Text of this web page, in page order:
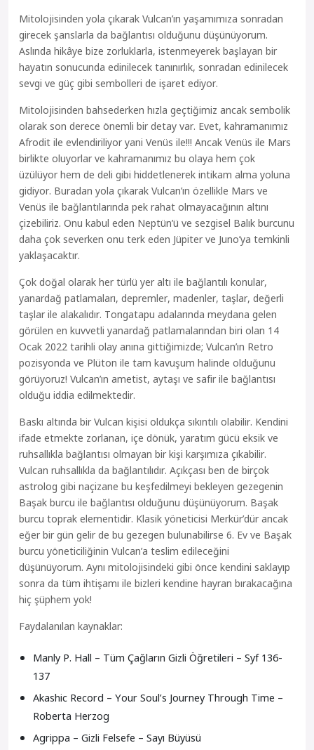
Mitolojisinden yola çıkarak Vulcan’ın yaşamımıza sonradan
girecek şanslarla da bağlantısı olduğunu düşünüyorum.
Aslında hikâye bize zorluklarla, istenmeyerek başlayan bir
hayatın sonucunda edinilecek tanınırlık, sonradan edinilecek
sevgi ve güç gibi sembolleri de işaret ediyor.
Mitolojisinden bahsederken hızla geçtiğimiz ancak sembolik
olarak son derece önemli bir detay var. Evet, kahramanımız
Afrodit ile evlendiriliyor yani Venüs ile!!! Ancak Venüs ile Mars
birlikte oluyorlar ve kahramanımız bu olaya hem çok
üzülüyor hem de deli gibi hiddetlenerek intikam alma yoluna
gidiyor. Buradan yola çıkarak Vulcan’ın özellikle Mars ve
Venüs ile bağlantılarında pek rahat olmayacağının altını
çizebiliriz. Onu kabul eden Neptün’ü ve sezgisel Balık burcunu
daha çok severken onu terk eden Jüpiter ve Juno’ya temkinli
yaklaşacaktır.
Çok doğal olarak her türlü yer altı ile bağlantılı konular,
yanardağ patlamaları, depremler, madenler, taşlar, değerli
taşlar ile alakalıdır. Tongatapu adalarında meydana gelen
görülen en kuvvetli yanardağ patlamalarından biri olan 14
Ocak 2022 tarihli olay anına gittiğimizde; Vulcan’ın Retro
pozisyonda ve Plüton ile tam kavuşum halinde olduğunu
görüyoruz! Vulcan’ın ametist, aytaşı ve safir ile bağlantısı
olduğu iddia edilmektedir.
Baskı altında bir Vulcan kişisi oldukça sıkıntılı olabilir. Kendini
ifade etmekte zorlanan, içe dönük, yaratım gücü eksik ve
ruhsallıkla bağlantısı olmayan bir kişi karşımıza çıkabilir.
Vulcan ruhsallıkla da bağlantılıdır. Açıkçası ben de birçok
astrolog gibi naçizane bu keşfedilmeyi bekleyen gezegenin
Başak burcu ile bağlantısı olduğunu düşünüyorum. Başak
burcu toprak elementidir. Klasik yöneticisi Merkür’dür ancak
eğer bir gün gelir de bu gezegen bulunabilirse 6. Ev ve Başak
burcu yöneticiliğinin Vulcan’a teslim edileceğini
düşünüyorum. Aynı mitolojisindeki gibi önce kendini saklayıp
sonra da tüm ihtişamı ile bizleri kendine hayran bırakacağına
hiç şüphem yok!
Faydalanılan kaynaklar:
Manly P. Hall – Tüm Çağların Gizli Öğretileri – Syf 136-
137
Akashic Record – Your Soul’s Journey Through Time –
Roberta Herzog
Agrippa – Gizli Felsefe – Sayı Büyüsü